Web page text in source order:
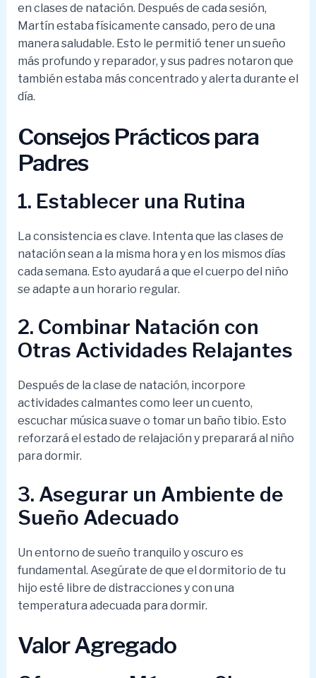
en clases de natación. Después de cada sesión,
Martín estaba físicamente cansado, pero de una
manera saludable. Esto le permitió tener un sueño
más profundo y reparador, y sus padres notaron que
también estaba más concentrado y alerta durante el
día.
Consejos Prácticos para
Padres
1. Establecer una Rutina
La consistencia es clave. Intenta que las clases de
natación sean a la misma hora y en los mismos días
cada semana. Esto ayudará a que el cuerpo del niño
se adapte a un horario regular.
2. Combinar Natación con
Otras Actividades Relajantes
Después de la clase de natación, incorpore
actividades calmantes como leer un cuento,
escuchar música suave o tomar un baño tibio. Esto
reforzará el estado de relajación y preparará al niño
para dormir.
3. Asegurar un Ambiente de
Sueño Adecuado
Un entorno de sueño tranquilo y oscuro es
fundamental. Asegúrate de que el dormitorio de tu
hijo esté libre de distracciones y con una
temperatura adecuada para dormir.
Valor Agregado